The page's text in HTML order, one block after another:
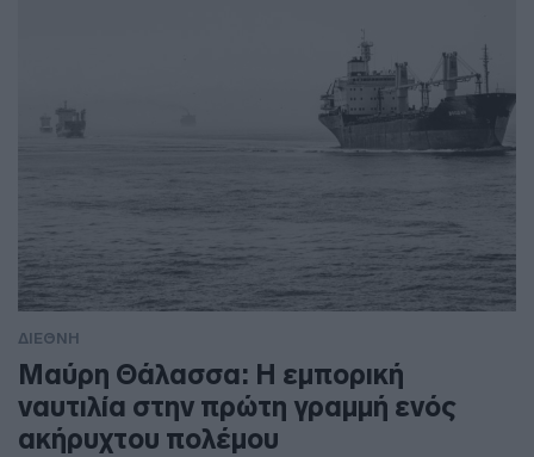
ΔΙΕΘΝΗ
Μαύρη Θάλασσα: Η εμπορική
ναυτιλία στην πρώτη γραμμή ενός
ακήρυχτου πολέμου